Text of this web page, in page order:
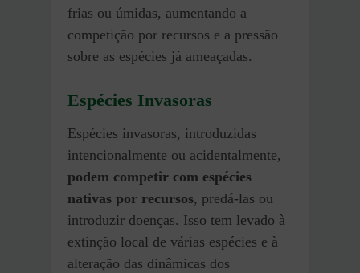
frias ou úmidas, aumentando a
competição por recursos e a pressão
sobre as espécies já ameaçadas.
Espécies Invasoras
Espécies invasoras, introduzidas
intencionalmente ou acidentalmente,
podem competir com espécies
nativas por recursos, predá-las ou
introduzir doenças. Isso tem levado à
extinção local de várias espécies e à
alteração das dinâmicas dos